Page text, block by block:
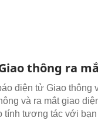
thông ra
điện tử Giao thông
và ra mắt giao
tính tương tác với bạn